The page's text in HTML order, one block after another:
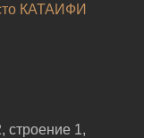
КАТАИФИ
строение 1,